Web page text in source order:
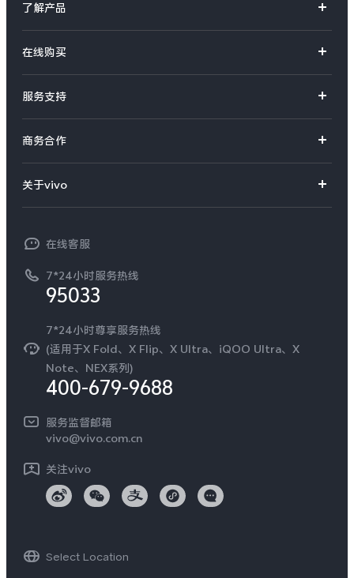
了解产品
S系列
Y系列
iQOO手机
T系列
NEX系列
在线购买
选购手机
选购配件
订单查询
服务支持
服务网点
查找手机
环保回收
安全公告
服务隐私政策
Log还原LUTs下载
vivo 办公套件
商务合作
开放平台
vivo 企业业务
廉正合规
国补营业执照
无线电发射设备销售备案
关于vivo
工作机会
新闻资讯
可持续发展
vivo 蔡司影像
开发者社区
蓝河操作系统
在线客服
7*24小时服务热线
95033
7*24小时尊享服务热线
(适用于X Fold、X Flip、X Ultra、iQOO Ultra、X
Note、NEX系列)
400-679-9688
服务监督邮箱
vivo@vivo.com.cn
关注vivo
Select Location